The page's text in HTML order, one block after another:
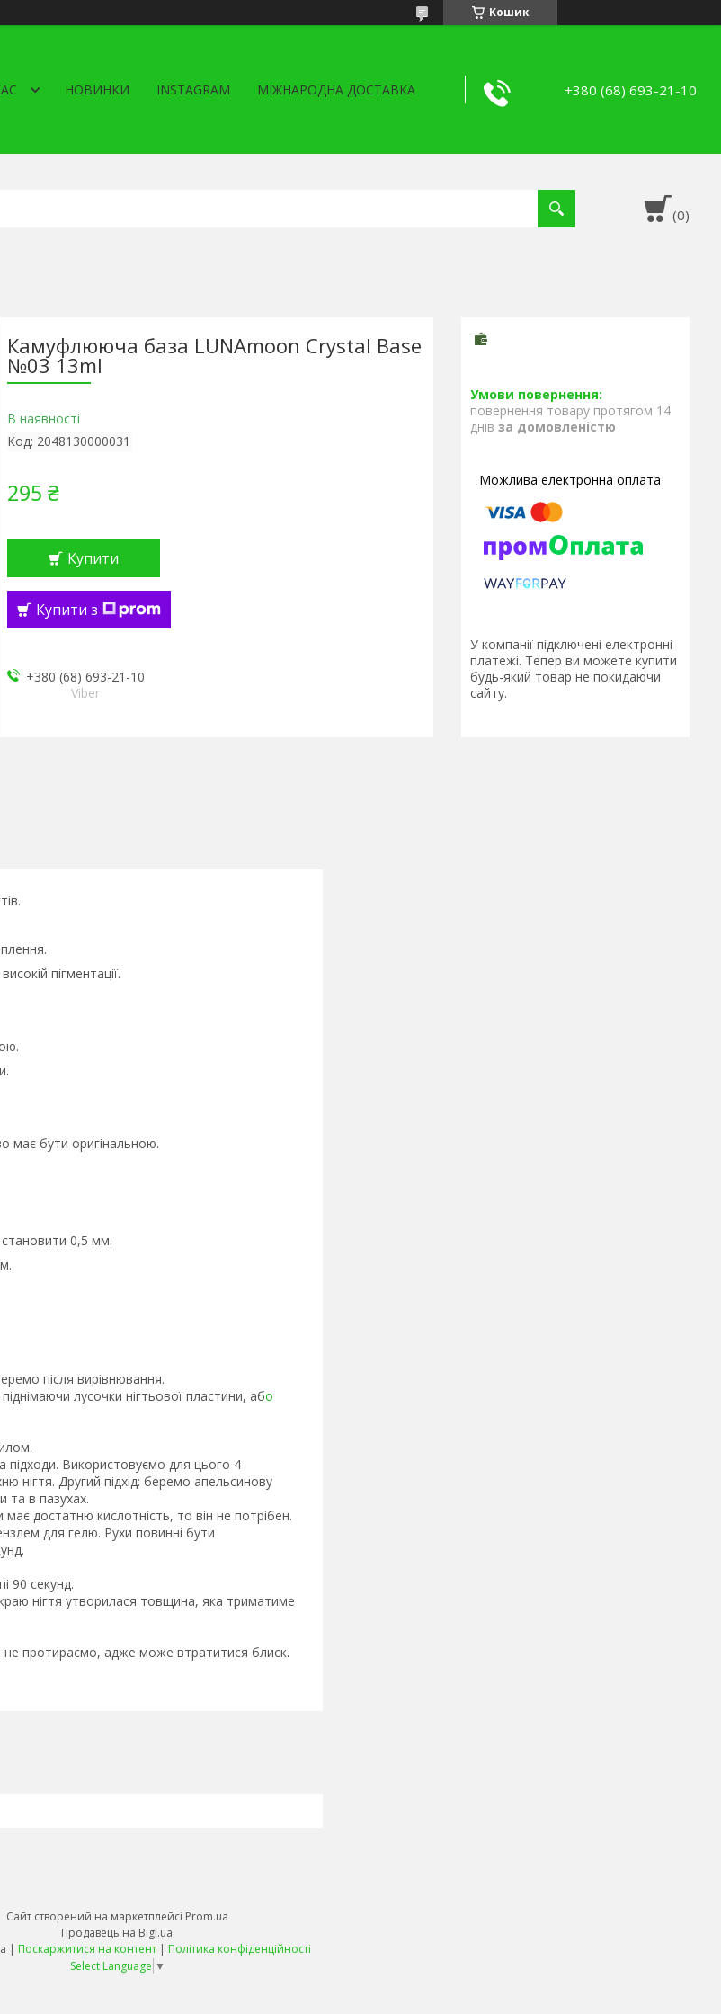
Кошик
НОВИНКИ INSTAGRAM МІЖНАРОДНА ДОСТАВКА +380 (68) 693-21-10
Камуфлююча база LUNAmoon Crystal Base
№03 13ml
В наявності
Код: 2048130000031
295 ₴
Купити
Купити з
+380 (68) 693-21-10
Viber
повернення товару протягом 14
днів за домовленістю
У компанії підключені електронні
платежі. Тепер ви можете купити
будь-який товар не покидаючи
сайту.
пігментації.
має бути оригінальною.
0,5 мм.
після вирівнювання.
лусочки нігтьової пластини, або
підходи. Використовуємо для цього 4
нігтя. Другий підхід: беремо апельсинову
та в пазухах.
достатню кислотність, то він не потрібен.
для гелю. Рухи повинні бути
90 секунд.
нігтя утворилася товщина, яка триматиме
протираємо, адже може втратитися блиск.
Сайт створений на маркетплейсі Prom.ua
Продавець на Bigl.ua
Sandra_shop_ua | Поскаржитися на контент | Політика конфіденційності
Select Language ▼